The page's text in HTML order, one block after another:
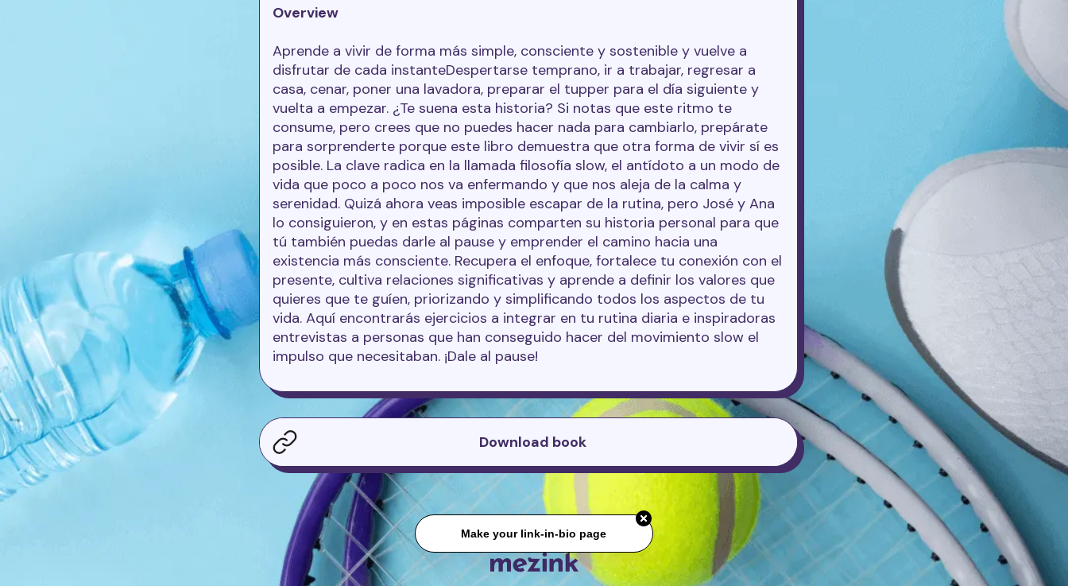
Overview
Aprende a vivir de forma más simple, consciente y sostenible y vuelve a
disfrutar de cada instanteDespertarse temprano, ir a trabajar, regresar a
casa, cenar, poner una lavadora, preparar el tupper para el día siguiente y
vuelta a empezar. ¿Te suena esta historia? Si notas que este ritmo te
consume, pero crees que no puedes hacer nada para cambiarlo, prepárate
para sorprenderte porque este libro demuestra que otra forma de vivir sí es
posible. La clave radica en la llamada filosofía slow, el antídoto a un modo de
vida que poco a poco nos va enfermando y que nos aleja de la calma y
serenidad. Quizá ahora veas imposible escapar de la rutina, pero José y Ana
lo consiguieron, y en estas páginas comparten su historia personal para que
tú también puedas darle al pause y emprender el camino hacia una
existencia más consciente. Recupera el enfoque, fortalece tu conexión con el
presente, cultiva relaciones significativas y aprende a definir los valores que
quieres que te guíen, priorizando y simplificando todos los aspectos de tu
vida. Aquí encontrarás ejercicios a integrar en tu rutina diaria e inspiradoras
entrevistas a personas que han conseguido hacer del movimiento slow el
impulso que necesitaban. ¡Dale al pause!
Download book
Make your link-in-bio page